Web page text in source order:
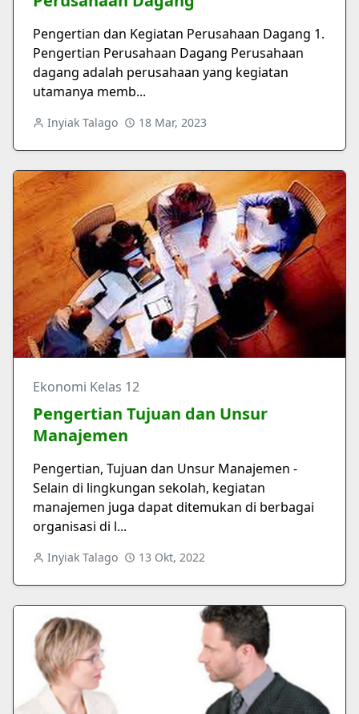
Pengertian dan Kegiatan Perusahaan Dagang 1.
Pengertian Perusahaan Dagang Perusahaan
dagang adalah perusahaan yang kegiatan
utamanya memb...
Inyiak Talago 18 Mar, 2023
Ekonomi Kelas 12
Pengertian Tujuan dan Unsur
Manajemen
Pengertian, Tujuan dan Unsur Manajemen -
Selain di lingkungan sekolah, kegiatan
manajemen juga dapat ditemukan di berbagai
organisasi di l...
Inyiak Talago 13 Okt, 2022